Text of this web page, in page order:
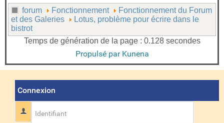
forum Fonctionnement
Fonctionnement du Forum
et des Galeries
Lotus, problème pour écrire dans le
bistrot
Temps de génération de la page : 0.128 secondes
Propulsé par Kunena
Connexion
Identifiant